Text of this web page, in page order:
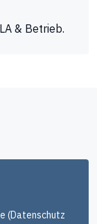
& Betrieb.
(Datenschutz